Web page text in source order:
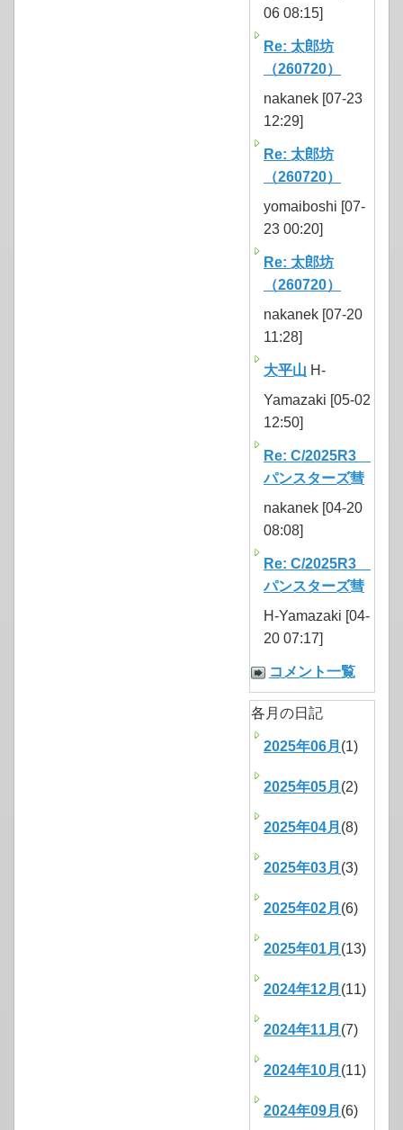
06 08:15]
Re: 太郎坊
（260720）
nakanek [07-23
12:29]
Re: 太郎坊
（260720）
yomaiboshi [07-
23 00:20]
Re: 太郎坊
（260720）
nakanek [07-20
11:28]
大平山 H-
Yamazaki [05-02
12:50]
Re: C/2025R3
パンスターズ彗
nakanek [04-20
08:08]
Re: C/2025R3
パンスターズ彗
H-Yamazaki [04-
20 07:17]
コメント一覧
各月の日記
2025年06月 (1)
2025年05月 (2)
2025年04月 (8)
2025年03月 (3)
2025年02月 (6)
2025年01月 (13)
2024年12月 (11)
2024年11月 (7)
2024年10月 (11)
2024年09月 (6)